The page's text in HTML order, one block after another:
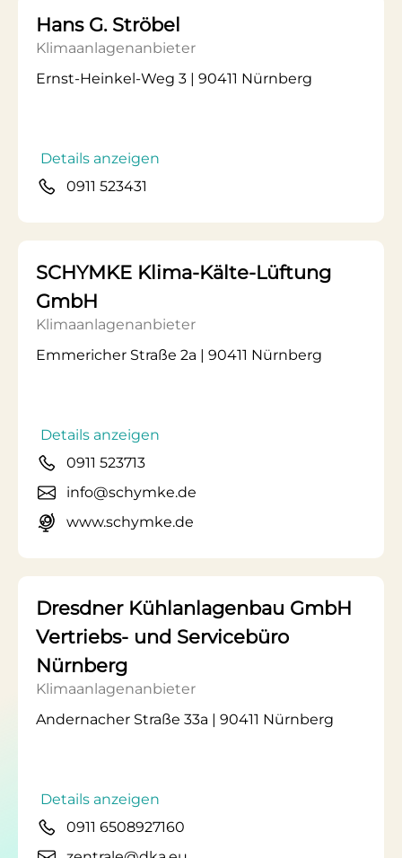
Hans G. Ströbel
Klimaanlagenanbieter
Ernst-Heinkel-Weg 3 | 90411 Nürnberg
Details anzeigen
0911 523431
SCHYMKE Klima-Kälte-Lüftung
GmbH
Klimaanlagenanbieter
Emmericher Straße 2a | 90411 Nürnberg
Details anzeigen
0911 523713
info@schymke.de
www.schymke.de
Dresdner Kühlanlagenbau GmbH
Vertriebs- und Servicebüro
Nürnberg
Klimaanlagenanbieter
Andernacher Straße 33a | 90411 Nürnberg
Details anzeigen
0911 6508927160